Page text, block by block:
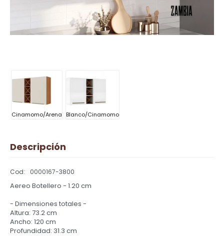
Cinamomo/Arena Blanco/Cinamomo
Descripción
0000167-3800
Aereo Botellero - 1.20 cm
- Dimensiones totales -
Altura: 73.2 cm
Ancho: 120 cm
Profundidad: 31.3 cm